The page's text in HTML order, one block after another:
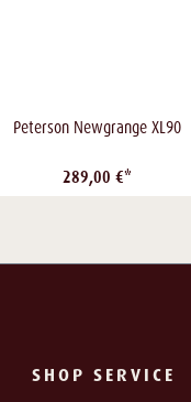
Peterson Newgrange XL90
289,00 €*
SHOP SERVICE